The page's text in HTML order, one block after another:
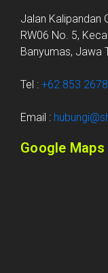
Jalan Kalipandan
RW06 No. 5,
Banyumas, Jawa
Tel : +62 853
Email :
Google Maps